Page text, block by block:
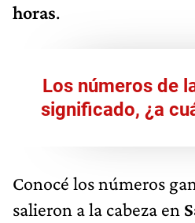
horas.
Los números de
significado, ¿a
Conocé los números
salieron a la cabeza en